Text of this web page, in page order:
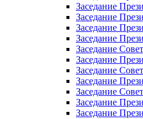
Заседание
Заседание
Заседание
Заседание
Заседание
Заседание
Заседание
Заседание
Заседание
Заседание
Заседание